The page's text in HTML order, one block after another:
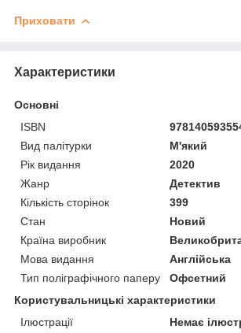
Приховати
Характеристики
Основні
ISBN
Вид палітурки
М'який
Рік видання
2020
Жанр
Детектив
Кількість сторінок
399
Стан
Новий
Країна виробник
Мова видання
Англійська
Тип поліграфічного паперу
Офсетний
Користувальницькі характеристики
Ілюстрації
Немає